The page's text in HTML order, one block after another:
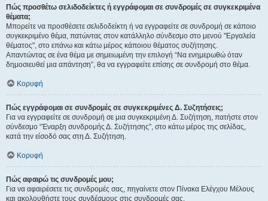
Πώς προσθέτω σελιδοδείκτες ή εγγράφομαι σε συνδρομές σε συγκεκριμένα
θέματα;
Μπορείτε να προσθέσετε σελιδοδείκτη ή να εγγραφείτε σε συνδρομή σε κάποιο
συγκεκριμένο θέμα, πατώντας στον κατάλληλο σύνδεσμο στο μενού "Εργαλεία
θέματος", στο επάνω και κάτω μέρος κάποιου θέματος συζήτησης.
Απαντώντας σε ένα θέμα με σημειωμένη την επιλογή “Να ενημερωθώ όταν
δημοσιευθεί μια απάντηση”, θα να εγγραφείτε επίσης σε συνδρομή στο θέμα.
Κορυφή
Πώς εγγράφομαι σε συνδρομές σε συγκεκριμένες Δ. Συζητήσεις;
Για να εγγραφείτε σε συνδρομή σε μια συγκεκριμένη Δ. Συζήτηση, πατήστε στον
σύνδεσμο “Έναρξη συνδρομής Δ. Συζήτησης”, στο κάτω μέρος της σελίδας,
κατά την είσοδό σας στη Δ. Συζήτηση.
Κορυφή
Πώς αφαιρώ τις συνδρομές μου;
Για να αφαιρέσετε τις συνδρομές σας, πηγαίνετε στον Πίνακα Ελέγχου Μέλους
και ακολουθήστε τους συνδέσμους στις συνδρομές σας.